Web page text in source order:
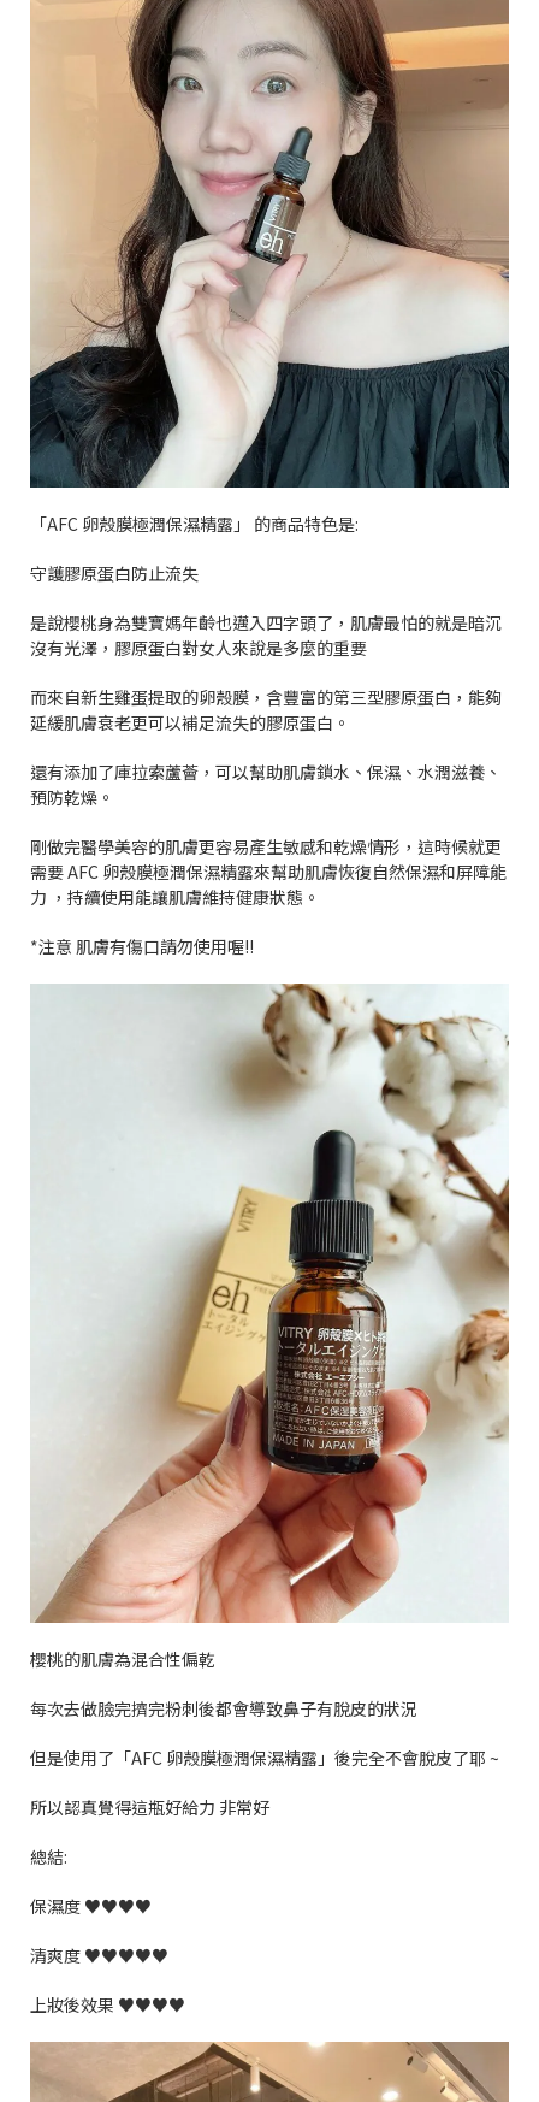
「AFC 卵殼膜極潤保濕精露」 的商品特色是:
守護膠原蛋白防止流失
是說櫻桃身為雙寶媽年齡也邁入四字頭了，肌膚最怕的就是暗沉
沒有光澤，膠原蛋白對女人來說是多麼的重要
而來自新生雞蛋提取的卵殼膜，含豐富的第三型膠原蛋白，能夠
延緩肌膚衰老更可以補足流失的膠原蛋白。
還有添加了庫拉索蘆薈，可以幫助肌膚鎖水、保濕、水潤滋養、
預防乾燥。
剛做完醫學美容的肌膚更容易產生敏感和乾燥情形，這時候就更
需要AFC 卵殼膜極潤保濕精露來幫助肌膚恢復自然保濕和屏障能
力 ，持續使用能讓肌膚維持健康狀態。
*注意 肌膚有傷口請勿使用喔!!
櫻桃的肌膚為混合性偏乾
每次去做臉完擠完粉刺後都會導致鼻子有脫皮的狀況
但是使用了「AFC 卵殼膜極潤保濕精露」後完全不會脫皮了耶 ~
所以認真覺得這瓶好給力 非常好
總結:
保濕度 ♥♥♥♥
清爽度 ♥♥♥♥♥
上妝後效果 ♥♥♥♥